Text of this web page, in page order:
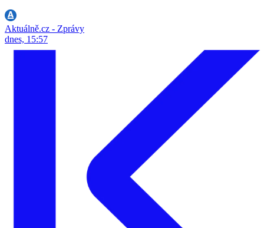
Aktuálně.cz - Zprávy
dnes, 15:57